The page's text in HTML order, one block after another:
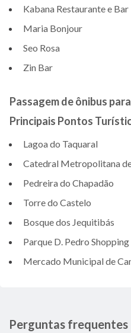
Kabana Restaurante e Bar
Maria Bonjour
Seo Rosa
Zin Bar
Passagem de ônibus
Principais Pontos
Lagoa do Taquaral
Catedral Metropolitana
Pedreira do Chapadão
Torre do Castelo
Bosque dos Jequitibás
Parque D. Pedro Shopping
Mercado Municipal de
Perguntas frequentes